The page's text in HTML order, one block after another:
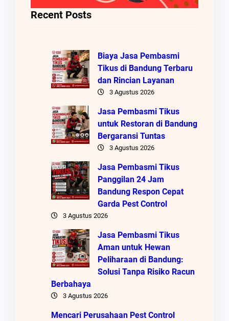
Recent Posts
Biaya Jasa Pembasmi
Tikus di Bandung Terbaru
dan Rincian Layanan
3 Agustus 2026
Jasa Pembasmi Tikus
untuk Restoran di Bandung
Bergaransi Tuntas
3 Agustus 2026
Jasa Pembasmi Tikus
Panggilan 24 Jam
Bandung Respon Cepat
Garda Pest Control
3 Agustus 2026
Jasa Pembasmi Tikus
Aman untuk Hewan
Peliharaan di Bandung:
Solusi Tanpa Risiko Racun
Berbahaya
3 Agustus 2026
Mencari Perusahaan Pest Control